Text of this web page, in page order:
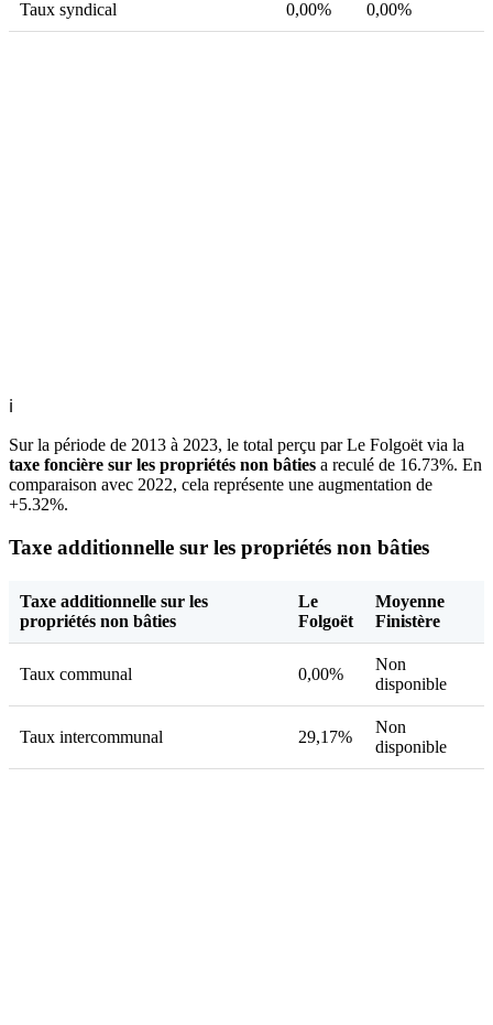
Taux syndical 0,00% 0,00%
ℹ
Sur la période de 2013 à 2023, le total perçu par Le Folgoët via la
taxe foncière sur les propriétés non bâties a reculé de 16.73%. En
comparaison avec 2022, cela représente une augmentation de
+5.32%.
Taxe additionnelle sur les propriétés non bâties
Taxe additionnelle sur les
propriétés non bâties
Le
Folgoët
Moyenne
Finistère
Taux communal 0,00%
Non
disponible
Taux intercommunal 29,17%
Non
disponible